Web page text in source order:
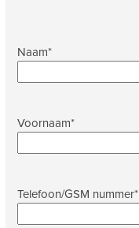
Naam*
Voornaam*
Telefoon/GSM nummer*